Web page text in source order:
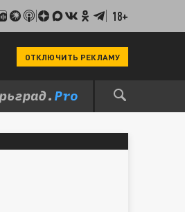
18+
ОТКЛЮЧИТЬ РЕКЛАМУ